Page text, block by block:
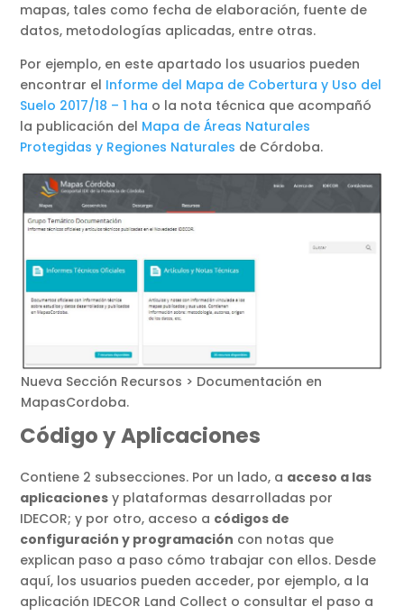
mapas, tales como fecha de elaboración, fuente de
datos, metodologías aplicadas, entre otras.
Por ejemplo, en este apartado los usuarios pueden
encontrar el Informe del Mapa de Cobertura y Uso del
Suelo 2017/18 – 1 ha o la nota técnica que acompañó
la publicación del Mapa de Áreas Naturales
Protegidas y Regiones Naturales de Córdoba.
Nueva Sección Recursos > Documentación en
MapasCordoba.
Código y Aplicaciones
Contiene 2 subsecciones. Por un lado, a acceso a las
aplicaciones y plataformas desarrolladas por
IDECOR; y por otro, acceso a códigos de
configuración y programación con notas que
explican paso a paso cómo trabajar con ellos. Desde
aquí, los usuarios pueden acceder, por ejemplo, a la
aplicación IDECOR Land Collect o consultar el paso a